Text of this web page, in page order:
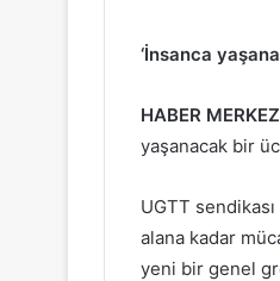
‘İnsanca
HABER
yaşanacak bir
UGTT
alana kadar
yeni bir genel